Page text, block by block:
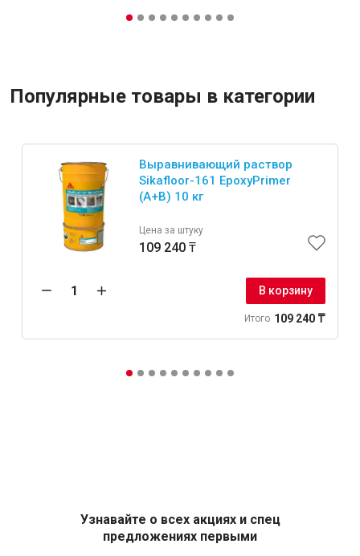
Популярные товары в категории
Выравнивающий раствор
Sikafloor-161 EpoxyPrimer
(А+В) 10 кг
Цена за штуку
109 240 ₸
В корзину
Итого 109 240 ₸
Узнавайте о всех акциях и спец
предложениях первыми